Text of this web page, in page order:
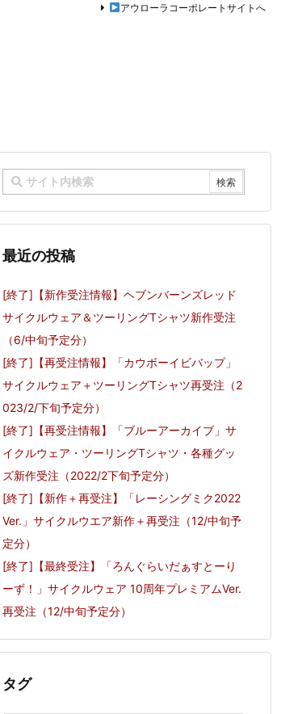
アウローラコーポレートサイトへ
最近の投稿
[終了]【新作受注情報】ヘブンバーンズレッド
サイクルウェア＆ツーリングTシャツ新作受注
（6/中旬予定分）
[終了]【再受注情報】「カウボーイビバップ」
サイクルウェア＋ツーリングTシャツ再受注（2
023/2/下旬予定分）
[終了]【再受注情報】「ブルーアーカイブ」サ
イクルウェア・ツーリングTシャツ・各種グッ
ズ新作受注（2022/2下旬予定分）
[終了]【新作＋再受注】「レーシングミク2022
Ver.」サイクルウエア新作＋再受注（12/中旬予
定分）
[終了]【最終受注】「ろんぐらいだぁすとーり
ーず！」サイクルウェア 10周年プレミアムVer.
再受注（12/中旬予定分）
タグ